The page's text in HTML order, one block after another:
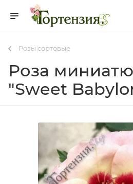
Розы сортовые
Роза
"Sweet